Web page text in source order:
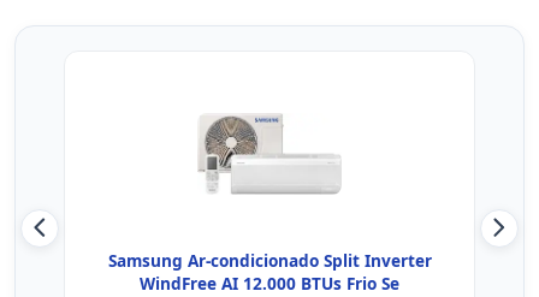
Samsung Ar-condicionado Split Inverter
WindFree AI 12.000 BTUs Frio Se